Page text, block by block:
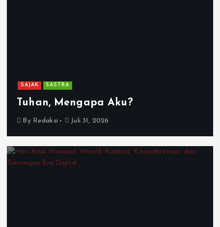
SAJAK SASTRA
Tuhan, Mengapa Aku?
By Redaksi Juli 31, 2026